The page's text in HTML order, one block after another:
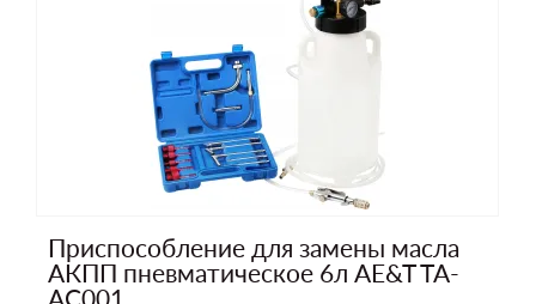
Приспособление для замены масла
АКПП пневматическое 6л AE&T TA-
AC001